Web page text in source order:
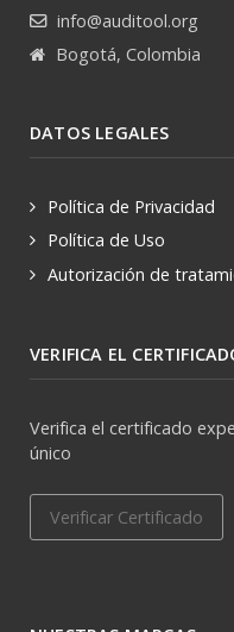
info@auditool.org
Bogotá, Colombia
DATOS LEGALES
Política de Privacidad
Política de Uso
Autorización de
VERIFICA EL
Verifica el certificado
único
Verificar Certificado